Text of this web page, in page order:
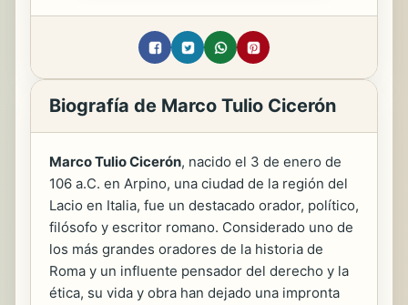
Biografía de Marco Tulio Cicerón
Marco Tulio Cicerón, nacido el 3 de enero de
106 a.C. en Arpino, una ciudad de la región del
Lacio en Italia, fue un destacado orador, político,
filósofo y escritor romano. Considerado uno de
los más grandes oradores de la historia de
Roma y un influente pensador del derecho y la
ética, su vida y obra han dejado una impronta